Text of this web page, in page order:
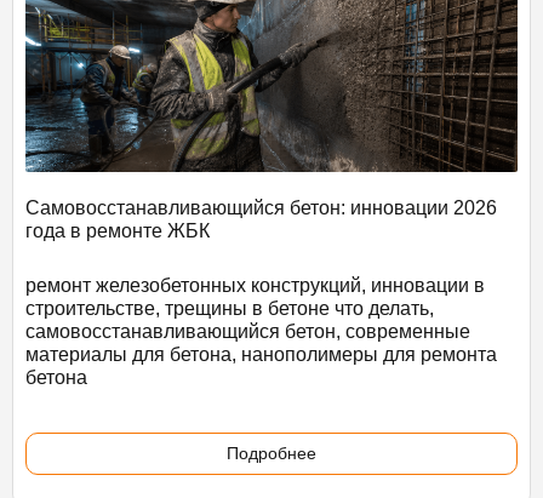
Самовосстанавливающийся бетон: инновации 2026
года в ремонте ЖБК
ремонт железобетонных конструкций, инновации в
строительстве, трещины в бетоне что делать,
самовосстанавливающийся бетон, современные
материалы для бетона, нанополимеры для ремонта
бетона
Подробнее